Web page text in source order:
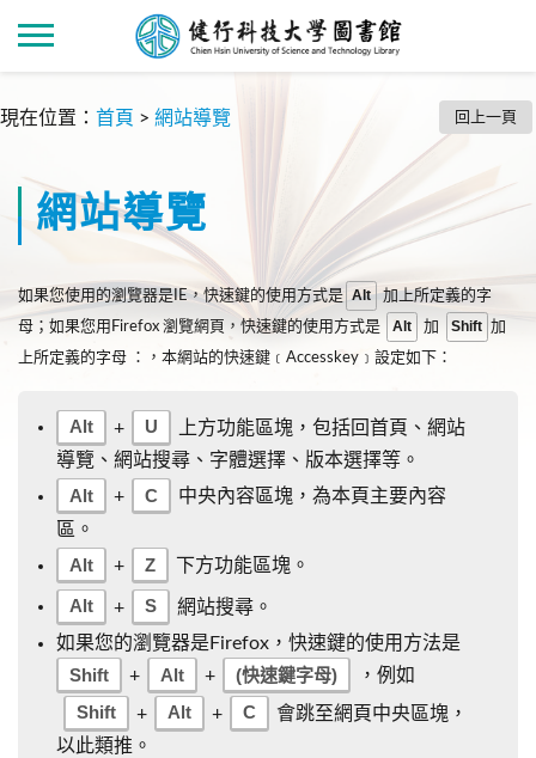
現在位置 ： 首頁 > 網站導覽 回上一頁
網站導覽
如果您使用的瀏覽器是IE，快速鍵的使用方式是 Alt 加上所定義的字
母；如果您用Firefox 瀏覽網頁，快速鍵的使用方式是 Alt 加 Shift 加
上所定義的字母 ：，本網站的快速鍵﹝Accesskey﹞設定如下：
Alt + U
上方功能區塊，包括回首頁、網站
導覽、網站搜尋、字體選擇、版本選擇等。
Alt + C
中央內容區塊，為本頁主要內容
區。
Alt + Z 下方功能區塊。
Alt + S
網站搜尋。
如果您的瀏覽器是Firefox，快速鍵的使用方法是
Shift + Alt + (快速鍵字母) ，例如
Shift + Alt + C
會跳至網頁中央區塊，
以此類推。